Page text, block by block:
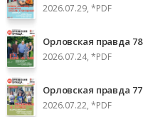
2026.07.29, *PDF
Орловская правда 78
2026.07.24, *PDF
Орловская правда 77
2026.07.22, *PDF